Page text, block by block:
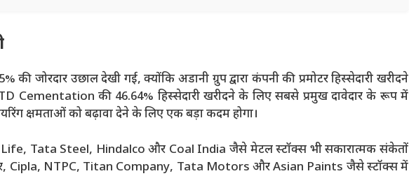
जोरदार उछाल देखी गई, क्योंकि अडानी ग्रुप द्वारा कंपनी की प्रमोटर हिस्सेदारी खरीदने
Cementation की 46.64% हिस्सेदारी खरीदने के लिए सबसे प्रमुख दावेदार के रूप में
क्षमताओं को बढ़ावा देने के लिए एक बड़ा कदम होगा।
Tata Steel, Hindalco और Coal India जैसे मेटल स्टॉक्स भी सकारात्मक संकेतों
Cipla, NTPC, Titan Company, Tata Motors और Asian Paints जैसे स्टॉक्स में